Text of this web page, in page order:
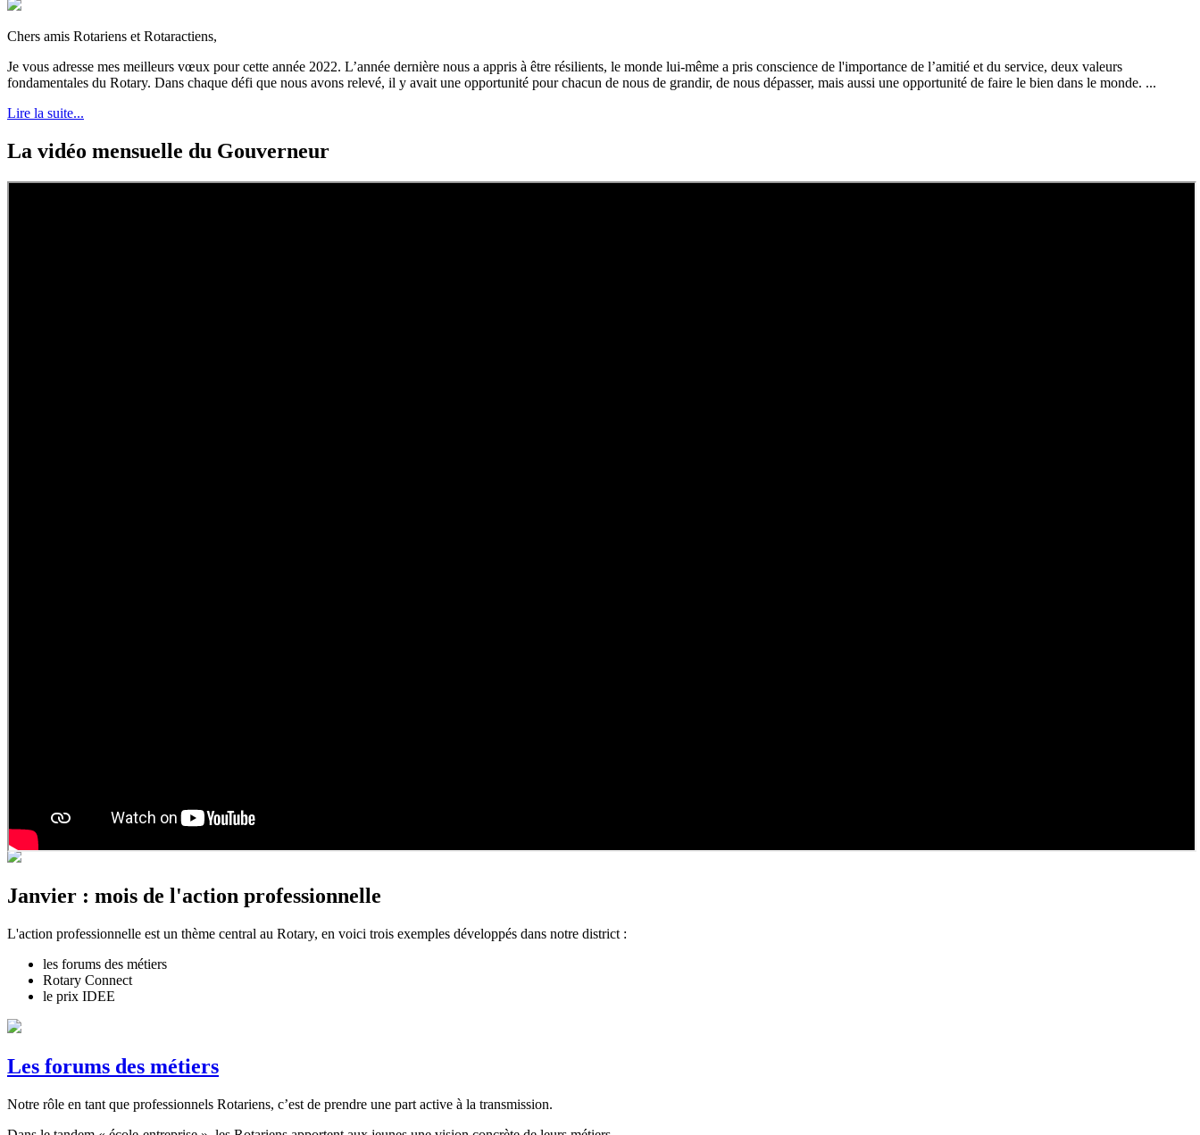
Chers amis Rotariens et Rotaractiens,
Je vous adresse mes meilleurs vœux pour cette année 2022. L’année dernière nous a appris à être résilients, le monde lui-même a pris conscience de l'importance de l’amitié et du service, deux valeurs
fondamentales du Rotary. Dans chaque défi que nous avons relevé, il y avait une opportunité pour chacun de nous de grandir, de nous dépasser, mais aussi une opportunité de faire le bien dans le monde. ...
Lire la suite...
La vidéo mensuelle du Gouverneur
Janvier : mois de l'action professionnelle
L'action professionnelle est un thème central au Rotary, en voici trois exemples développés dans notre district :
les forums des métiers
Rotary Connect
le prix IDEE
Les forums des métiers
Notre rôle en tant que professionnels Rotariens, c’est de prendre une part active à la transmission.